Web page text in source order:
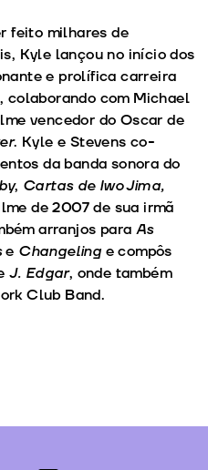
feito milhares de
Kyle lançou no início dos
e prolífica carreira
colaborando com Michael
vencedor do Oscar de
. Kyle e Stevens co-
da banda sonora do
, Cartas de Iwo Jima,
de 2007 de sua irmã
arranjos para As
e Changeling e compôs
J. Edgar, onde também
Club Band.